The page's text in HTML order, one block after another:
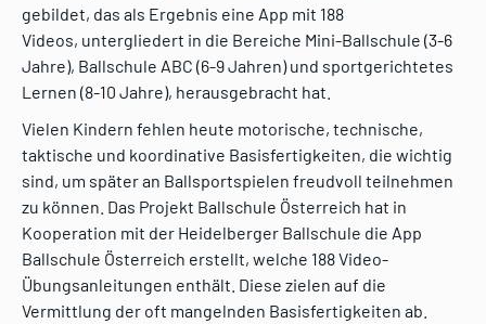
gebildet, das als Ergebnis eine App mit 188
Videos, untergliedert in die Bereiche Mini-Ballschule (3-6
Jahre), Ballschule ABC (6-9 Jahren) und sportgerichtetes
Lernen (8-10 Jahre), herausgebracht hat.
Vielen Kindern fehlen heute motorische, technische,
taktische und koordinative Basisfertigkeiten, die wichtig
sind, um später an Ballsportspielen freudvoll teilnehmen
zu können. Das Projekt Ballschule Österreich hat in
Kooperation mit der Heidelberger Ballschule die App
Ballschule Österreich erstellt, welche 188 Video-
Übungsanleitungen enthält. Diese zielen auf die
Vermittlung der oft mangelnden Basisfertigkeiten ab.